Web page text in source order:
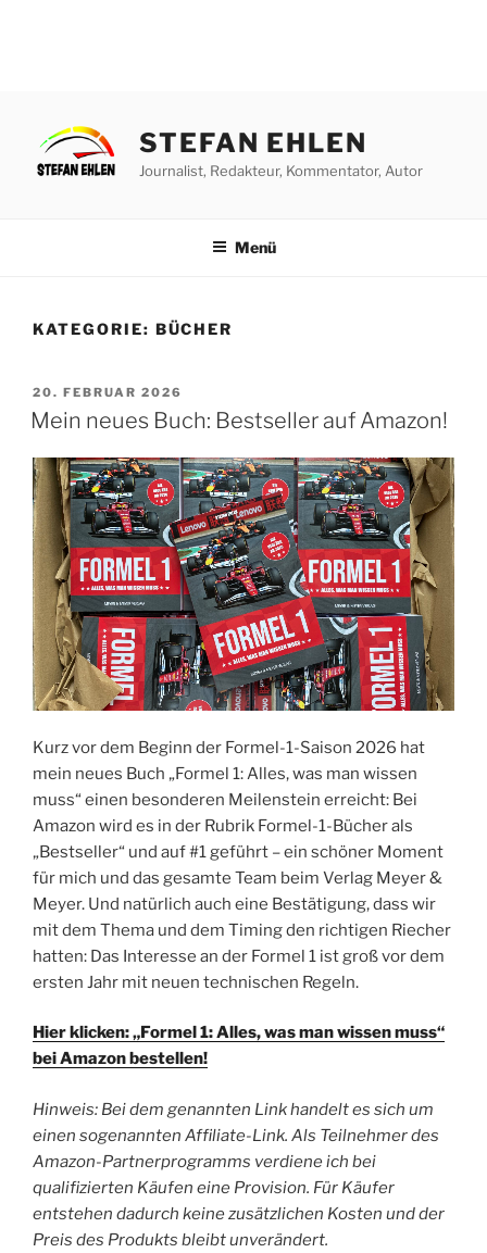
springen
STEFAN EHLEN
Journalist, Redakteur, Kommentator, Autor
Menü
KATEGORIE: BÜCHER
VERÖFFENTLICHT
AM
20. FEBRUAR 2026
Mein neues Buch: Bestseller auf Amazon!
Kurz vor dem Beginn der Formel-1-Saison 2026 hat
mein neues Buch „Formel 1: Alles, was man wissen
muss“ einen besonderen Meilenstein erreicht: Bei
Amazon wird es in der Rubrik Formel-1-Bücher als
„Bestseller“ und auf #1 geführt – ein schöner Moment
für mich und das gesamte Team beim Verlag Meyer &
Meyer. Und natürlich auch eine Bestätigung, dass wir
mit dem Thema und dem Timing den richtigen Riecher
hatten: Das Interesse an der Formel 1 ist groß vor dem
ersten Jahr mit neuen technischen Regeln.
Hier klicken: „Formel 1: Alles, was man wissen muss“
bei Amazon bestellen!
Hinweis: Bei dem genannten Link handelt es sich um
einen sogenannten Affiliate-Link. Als Teilnehmer des
Amazon-Partnerprogramms verdiene ich bei
qualifizierten Käufen eine Provision. Für Käufer
entstehen dadurch keine zusätzlichen Kosten und der
Preis des Produkts bleibt unverändert.